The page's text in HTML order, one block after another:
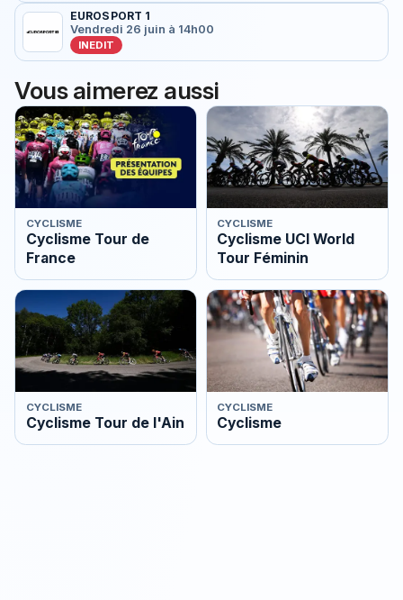
EUROSPORT 1
Vendredi 26 juin à 14h00
INEDIT
Vous aimerez aussi
CYCLISME
Cyclisme Tour de
France
CYCLISME
Cyclisme UCI World
Tour Féminin
CYCLISME
Cyclisme Tour de l'Ain
CYCLISME
Cyclisme